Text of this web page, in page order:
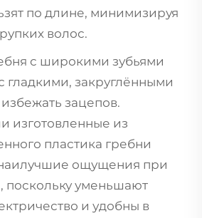
по длине, минимизируя
волос.
с широкими зубьями
закруглёнными
зацепов.
изготовленные из
пластика гребни
ощущения при
поскольку уменьшают
и удобны в